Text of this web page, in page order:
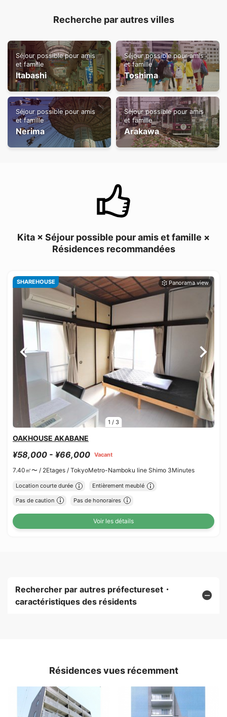
Recherche par autres villes
Séjour possible pour amis
et famille
Itabashi
Séjour possible pour amis
et famille
Toshima
Séjour possible pour amis
et famille
Nerima
Séjour possible pour amis
et famille
Arakawa
Kita × Séjour possible pour amis et famille ×
Résidences recommandées
1 / 3
SHAREHOUSE
OAKHOUSE AKABANE
¥58,000 - ¥66,000 Vacant
7.40㎡〜 / 2Etages / TokyoMetro-Namboku line Shimo 3Minutes
Location courte durée Entièrement meublé
Pas de caution Pas de honoraires
Voir les détails
Rechercher par autres préfectureset・
caractéristiques des résidents
Résidences vues récemment